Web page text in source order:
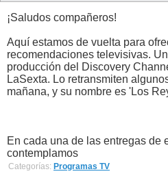
¡Saludos compañeros!
Aquí estamos de vuelta para
recomendaciones televisivas.
producción del Discovery
LaSexta. Lo retransmiten
mañana, y su nombre es 'Los
En cada una de las entregas de
contemplamos
Categorías: Programas TV